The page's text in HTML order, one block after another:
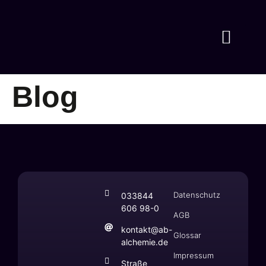
Blog
033844
606 98-0
kontakt@ab-
alchemie.de
Straße
Datenschutz
AGB
Glossar
Impressum